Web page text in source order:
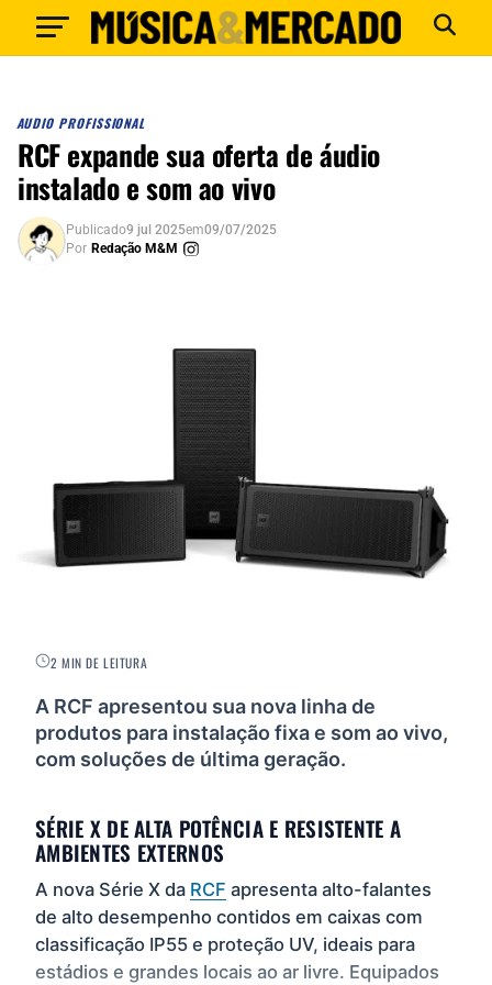
AUDIO PROFISSIONAL
RCF expande sua oferta de áudio
instalado e som ao vivo
Publicado9 jul 2025em09/07/2025
Por Redação M&M
2 MIN DE LEITURA
A RCF apresentou sua nova linha de
produtos para instalação fixa e som ao vivo,
com soluções de última geração.
SÉRIE X DE ALTA POTÊNCIA E RESISTENTE A
AMBIENTES EXTERNOS
A nova Série X da RCF apresenta alto-falantes
de alto desempenho contidos em caixas com
classificação IP55 e proteção UV, ideais para
estádios e grandes locais ao ar livre. Equipados